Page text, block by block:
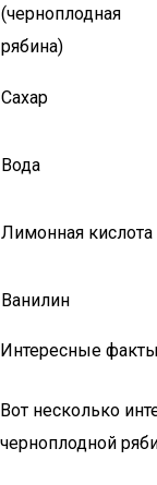
(черноплодная
рябина)
Сахар
Вода
Лимонная кислота
Ванилин
Интересные факты
Вот несколько
черноплодной